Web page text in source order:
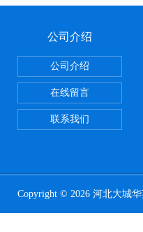
公司介绍
公司介绍
在线留言
联系我们
Copyright © 2026 河北大城